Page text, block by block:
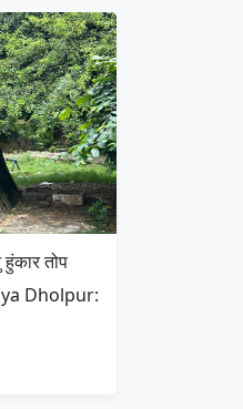
तोप
Dholpur: